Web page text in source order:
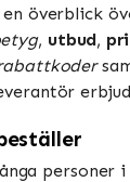
en överblick
, utbud,
personer